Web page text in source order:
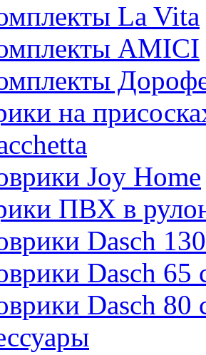
La Vita
AMICI
на
Joy Home
ПВХ в
Dasch
Dasch 65
Dasch 80